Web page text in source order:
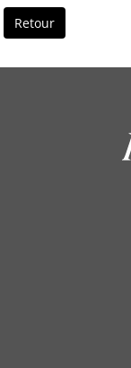
Retour